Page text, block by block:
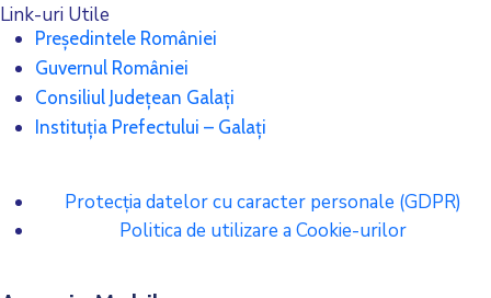
Link-uri Utile
Președintele României
Guvernul României
Consiliul Județean Galați
Instituția Prefectului – Galați
Protecția datelor cu caracter personale (GDPR)
Politica de utilizare a Cookie-urilor